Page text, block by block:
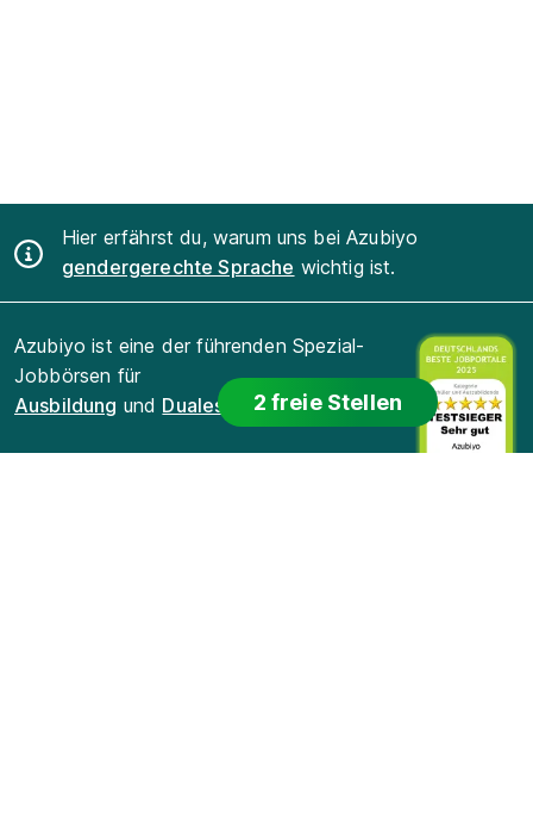
2 freie Stellen
Hier erfährst du, warum uns bei Azubiyo
gendergerechte Sprache wichtig ist.
Azubiyo ist eine der führenden Spezial-
Jobbörsen für
Ausbildung und Duales Studium.